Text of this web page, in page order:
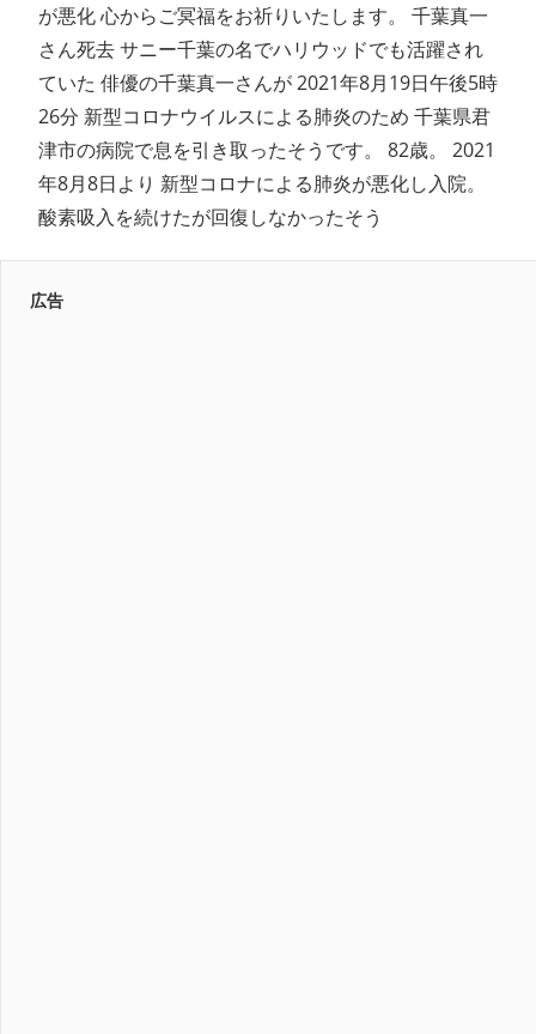
が悪化 心からご冥福をお祈りいたします。 千葉真一
さん死去 サニー千葉の名でハリウッドでも活躍され
ていた 俳優の千葉真一さんが 2021年8月19日午後5時
26分 新型コロナウイルスによる肺炎のため 千葉県君
津市の病院で息を引き取ったそうです。 82歳。 2021
年8月8日より 新型コロナによる肺炎が悪化し入院。
酸素吸入を続けたが回復しなかったそう
広告